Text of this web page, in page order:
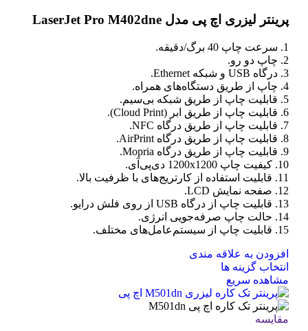
است
در
صفحه
محصول
انتخاب
شوند
پرینتر لیزری اچ پی مدل LaserJet Pro M402dne
1. سرعت چاپ 40 برگ/دقیقه.
2. چاپ دو رو.
3. درگاه USB و شبکه Ethernet.
4. چاپ از طریق دستگاه‌های همراه.
5. قابلیت چاپ از طریق شبکه بی‌سیم.
6. قابلیت چاپ از طریق ابر (Cloud Print).
7. قابلیت چاپ از طریق درگاه NFC.
8. قابلیت چاپ از طریق درگاه AirPrint.
9. قابلیت چاپ از طریق درگاه Mopria.
10. کیفیت چاپ 1200x1200 دی‌پی‌آی.
11. قابلیت استفاده از کارتریج‌های با ظرفیت بالا.
12. صفحه نمایش LCD.
13. قابلیت چاپ از درگاه USB از روی فلش درایو.
14. حالت چاپ صرفه‌جویی انرژی.
15. قابلیت چاپ از سیستم‌عامل‌های مختلف.
افزودن به علاقه مندی
انتخاب گزینه ها
دارای
انواع
مشاهده سریع
مقایسه